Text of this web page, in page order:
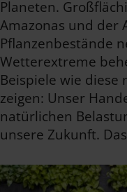
Planeten.
Amazonas und der
Pflanzenbestände
Wetterextreme
Beispiele wie
zeigen: Unser
natürlichen
unsere Zukunft.